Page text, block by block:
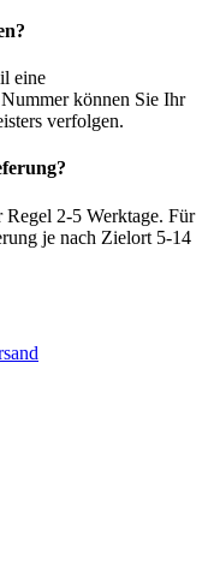
eine
können Sie Ihr
verfolgen.
2-5 Werktage. Für
je nach Zielort 5-14